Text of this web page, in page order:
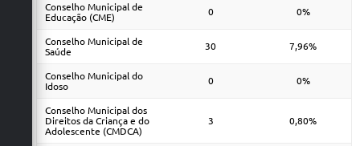
Conselho Municipal de
Educação (CME)
0 0%
Conselho Municipal de
Saúde
30 7,96%
Conselho Municipal do
Idoso
0 0%
Conselho Municipal dos
Direitos da Criança e do
Adolescente (CMDCA)
3 0,80%